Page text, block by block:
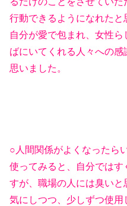
行動できるようになれたと
自分が愛で包まれ、女性
ばにいてくれる人々への
思いました。
○人間関係がよくなったら
使ってみると、自分では
すが、職場の人には臭い
気にしつつ、少しずつ使用